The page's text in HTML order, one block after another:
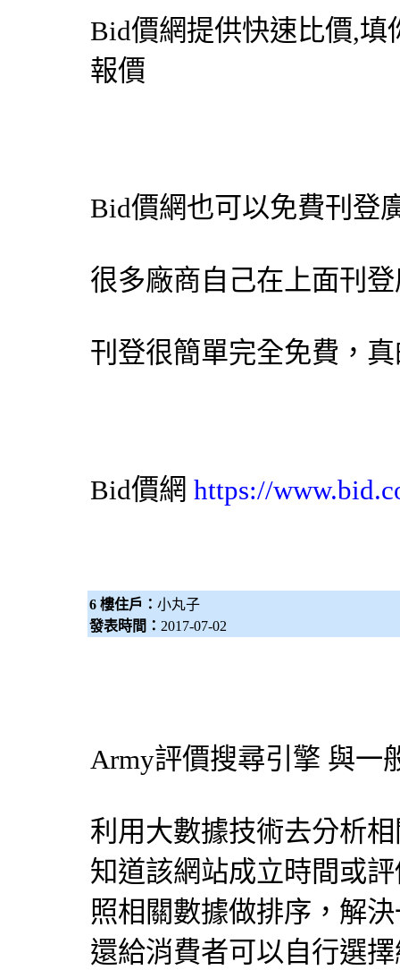
Bid價網提供快速比價,填
報價
Bid價網也可以免費刊登
很多廠商自己在上面刊
刊登很簡單完全免費，
Bid價網 https://
6 樓住戶： 小丸子
發表時間： 2017-07-02
Army評價搜尋引擎 與一
利用大數據技術去分析
知道該網站成立時間或
照相關數據做排序，解
還給消費者可以自行選